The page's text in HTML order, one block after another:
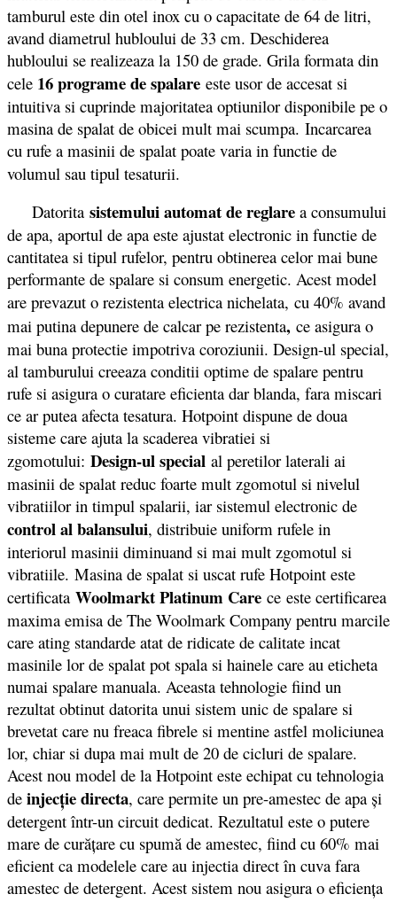
tamburul este din otel inox cu o capacitate de 64 de litri,
avand diametrul hubloului de 33 cm. Deschiderea
hubloului se realizeaza la 150 de grade. Grila formata din
cele 16 programe de spalare este usor de accesat si
intuitiva si cuprinde majoritatea optiunilor disponibile pe o
masina de spalat de obicei mult mai scumpa. Incarcarea
cu rufe a masinii de spalat poate varia in functie de
volumul sau tipul tesaturii.
Datorita sistemului automat de reglare a consumului
de apa, aportul de apa este ajustat electronic in functie de
cantitatea si tipul rufelor, pentru obtinerea celor mai bune
performante de spalare si consum energetic. Acest model
are prevazut o rezistenta electrica nichelata, cu 40% avand
mai putina depunere de calcar pe rezistenta, ce asigura o
mai buna protectie impotriva coroziunii. Design-ul special,
al tamburului creeaza conditii optime de spalare pentru
rufe si asigura o curatare eficienta dar blanda, fara miscari
ce ar putea afecta tesatura. Hotpoint dispune de doua
sisteme care ajuta la scaderea vibratiei si
zgomotului: Design-ul special al peretilor laterali ai
masinii de spalat reduc foarte mult zgomotul si nivelul
vibratiilor in timpul spalarii, iar sistemul electronic de
control al balansului, distribuie uniform rufele in
interiorul masinii diminuand si mai mult zgomotul si
vibratiile. Masina de spalat si uscat rufe Hotpoint este
certificata Woolmarkt Platinum Care ce este certificarea
maxima emisa de The Woolmark Company pentru marcile
care ating standarde atat de ridicate de calitate incat
masinile lor de spalat pot spala si hainele care au eticheta
numai spalare manuala. Aceasta tehnologie fiind un
rezultat obtinut datorita unui sistem unic de spalare si
brevetat care nu freaca fibrele si mentine astfel moliciunea
lor, chiar si dupa mai mult de 20 de cicluri de spalare.
Acest nou model de la Hotpoint este echipat cu tehnologia
de injecție directa, care permite un pre-amestec de apa și
detergent într-un circuit dedicat. Rezultatul este o putere
mare de curățare cu spumă de amestec, fiind cu 60% mai
eficient ca modelele care au injectia direct în cuva fara
amestec de detergent. Acest sistem nou asigura o eficiența